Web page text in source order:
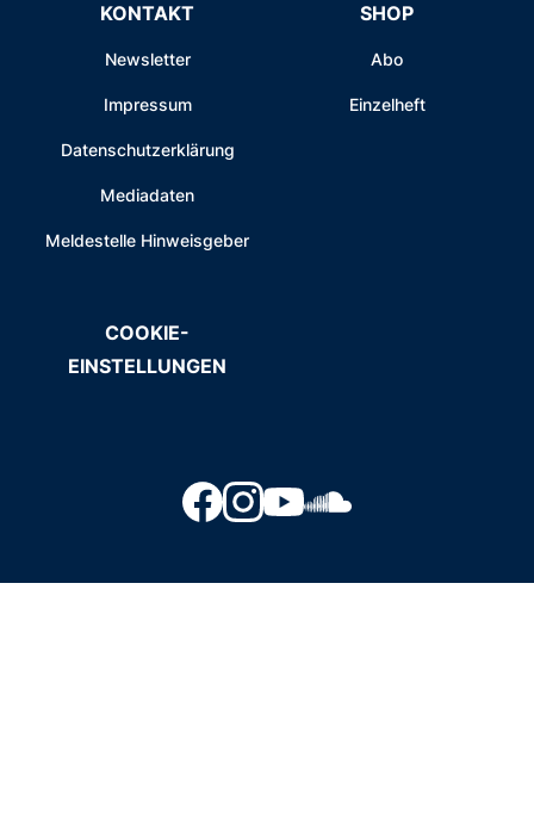
KONTAKT
Newsletter
Impressum
Datenschutzerklärung
Mediadaten
Meldestelle Hinweisgeber
SHOP
Abo
Einzelheft
COOKIE-
EINSTELLUNGEN